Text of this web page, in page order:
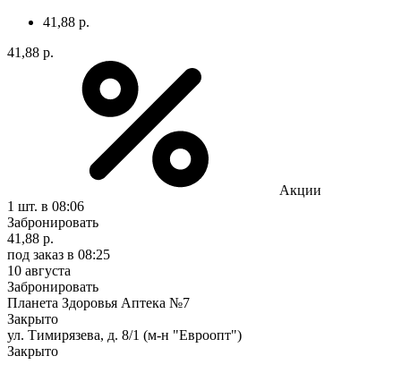
41,88 р.
41,88 р.
Акции
1 шт. в 08:06
Забронировать
41,88 р.
под заказ в 08:25
10 августа
Забронировать
Планета Здоровья Аптека №7
Закрыто
ул. Тимирязева, д. 8/1 (м-н "Евроопт")
Закрыто